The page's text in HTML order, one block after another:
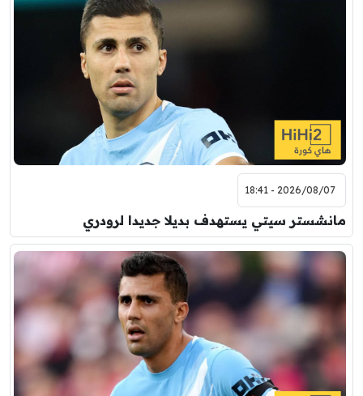
2026/08/07 - 18:41
مانشستر سيتي يستهدف بديلا جديدا لرودري